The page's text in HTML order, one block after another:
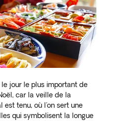
jour le plus important de
car la veille de la
est tenu, où l'on sert une
qui symbolisent la longue